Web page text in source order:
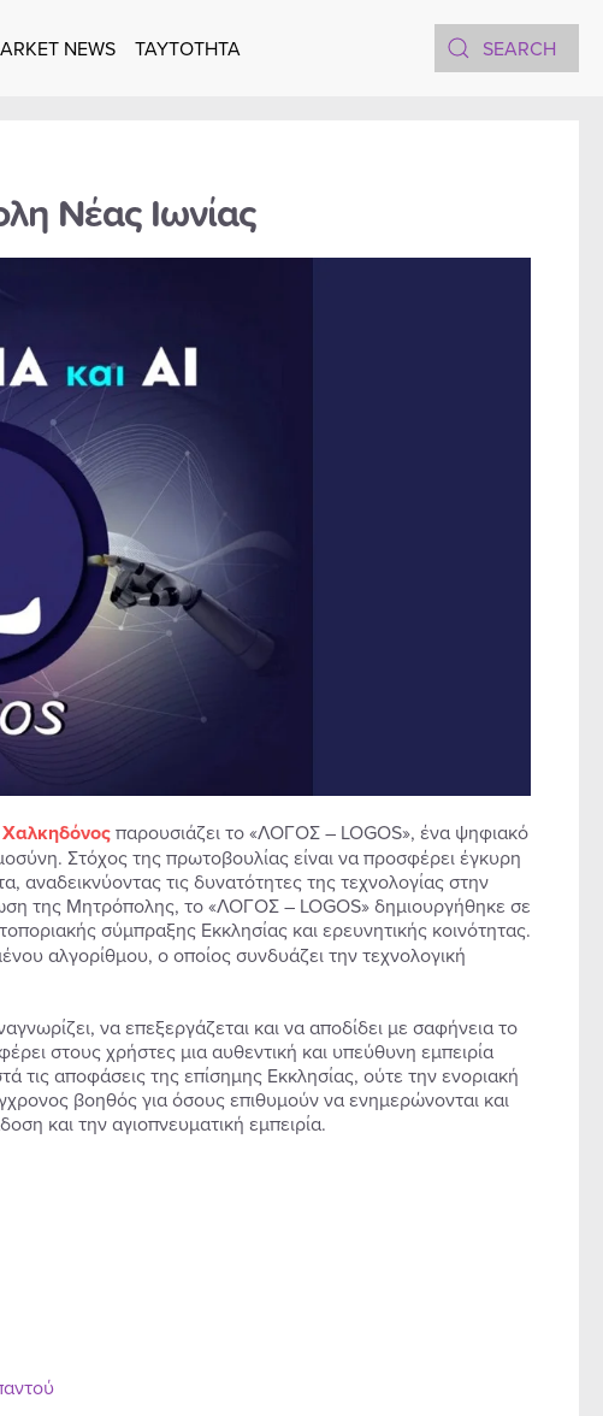
NEWS TAYTOTHTA
Νέας Ιωνίας
Χαλκηδόνοςπαρουσιάζει το «ΛΟΓΟΣ – LOGOS», ένα ψηφιακό
Στόχος της πρωτοβουλίας είναι να προσφέρει έγκυρη
αναδεικνύοντας τις δυνατότητες της τεχνολογίας στην
της Μητρόπολης, το «ΛΟΓΟΣ – LOGOS» δημιουργήθηκε σε
σύμπραξης Εκκλησίας και ερευνητικής κοινότητας.
αλγορίθμου, ο οποίος συνδυάζει την τεχνολογική
να επεξεργάζεται και να αποδίδει με σαφήνεια το
στους χρήστες μια αυθεντική και υπεύθυνη εμπειρία
αποφάσεις της επίσημης Εκκλησίας, ούτε την ενοριακή
βοηθός για όσους επιθυμούν να ενημερώνονται και
και την αγιοπνευματική εμπειρία.